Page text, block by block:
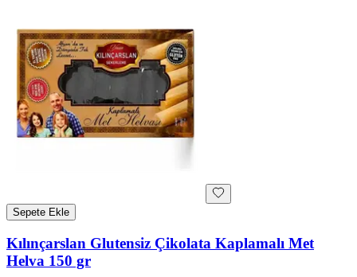
Sepete Ekle
Kılınçarslan Glutensiz Çikolata Kaplamalı Met
Helva 150 gr